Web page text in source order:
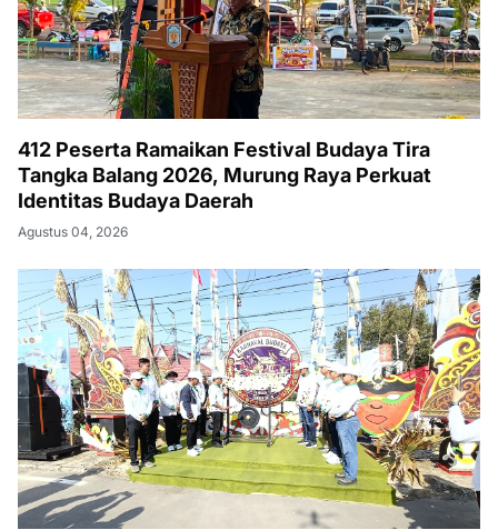
412 Peserta Ramaikan Festival Budaya Tira
Tangka Balang 2026, Murung Raya Perkuat
Identitas Budaya Daerah
Agustus 04, 2026